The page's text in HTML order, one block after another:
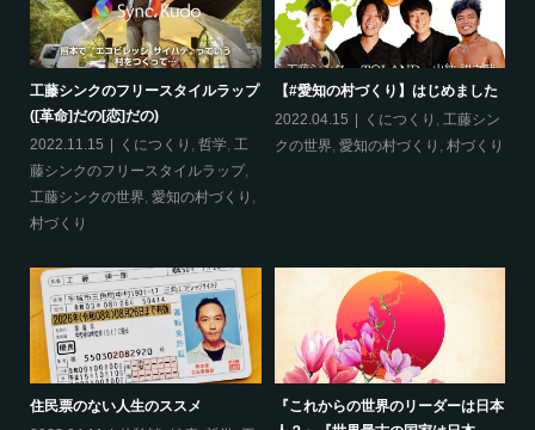
した
シン
づくり
は日本
《自分＝自分以外》という視点のス
スメ
2022.01.12
スピチリュアル
メソ
ッド,人間学,哲学,工藤シンクの世
界
新しい時代のリーダーは〝決断し
い人〟
2021.07.10
哲学 ,工藤シンクの世
『お金で心は買えない』のか？
2021.04.26
人間学,
ホームレスに全財産を渡した話
2021.04.25
体験談,工藤シンクの